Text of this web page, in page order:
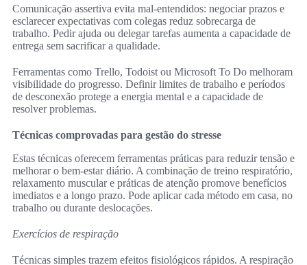
Comunicação assertiva evita mal-entendidos: negociar prazos e
esclarecer expectativas com colegas reduz sobrecarga de
trabalho. Pedir ajuda ou delegar tarefas aumenta a capacidade de
entrega sem sacrificar a qualidade.
Ferramentas como Trello, Todoist ou Microsoft To Do melhoram
visibilidade do progresso. Definir limites de trabalho e períodos
de desconexão protege a energia mental e a capacidade de
resolver problemas.
Técnicas comprovadas para gestão do stresse
Estas técnicas oferecem ferramentas práticas para reduzir tensão e
melhorar o bem‑estar diário. A combinação de treino respiratório,
relaxamento muscular e práticas de atenção promove benefícios
imediatos e a longo prazo. Pode aplicar cada método em casa, no
trabalho ou durante deslocações.
Exercícios de respiração
Técnicas simples trazem efeitos fisiológicos rápidos. A respiração